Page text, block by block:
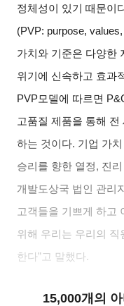
정체성이 있기 때문이
(PVP: purpose,
가치와 기준은 다양한
위기에 신속하고 효과
PVP모델에 따르면
고품질 제품을 통해 전
하는 것이다. 기업 가
승리를 향한 열정, 진
개발도상국 법인 관리
고객들을 기쁘게 하고
위해 우리는 우리의
한다”고 말했다.
15,000개의